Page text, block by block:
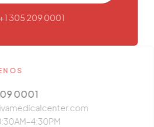
305 209 0001
0001